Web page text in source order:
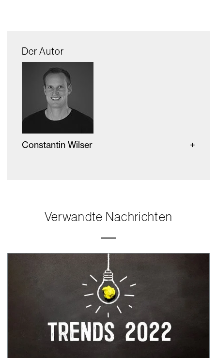
Der Autor
Constantin Wilser
Verwandte Nachrichten